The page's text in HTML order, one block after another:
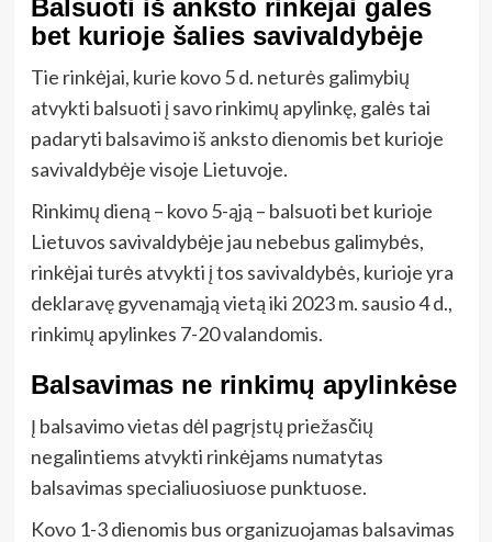
Balsuoti iš anksto rinkėjai galės
bet kurioje šalies savivaldybėje
Tie rinkėjai, kurie kovo 5 d. neturės galimybių
atvykti balsuoti į savo rinkimų apylinkę, galės tai
padaryti balsavimo iš anksto dienomis bet kurioje
savivaldybėje visoje Lietuvoje.
Rinkimų dieną – kovo 5-ąją – balsuoti bet kurioje
Lietuvos savivaldybėje jau nebebus galimybės,
rinkėjai turės atvykti į tos savivaldybės, kurioje yra
deklaravę gyvenamąją vietą iki 2023 m. sausio 4 d.,
rinkimų apylinkes 7-20 valandomis.
Balsavimas ne rinkimų apylinkėse
Į balsavimo vietas dėl pagrįstų priežasčių
negalintiems atvykti rinkėjams numatytas
balsavimas specialiuosiuose punktuose.
Kovo 1-3 dienomis bus organizuojamas balsavimas